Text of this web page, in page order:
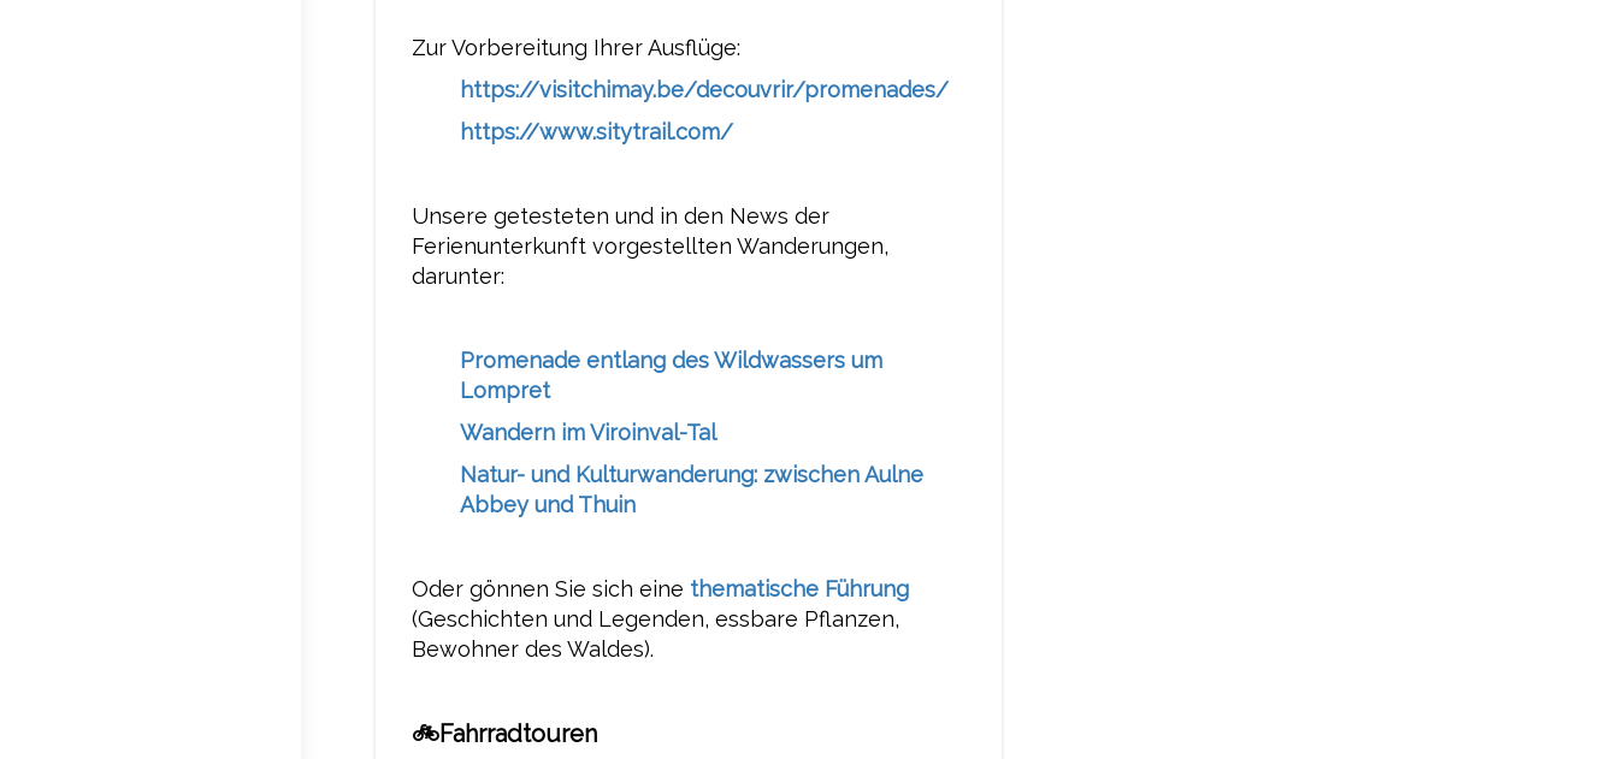
Zur Vorbereitung Ihrer Ausflüge:
https://visitchimay.be/decouvrir/promenades/
https://www.sitytrail.com/
Unsere getesteten und in den News der
Ferienunterkunft vorgestellten Wanderungen,
darunter:
Promenade entlang des Wildwassers um
Lompret
Wandern im Viroinval-Tal
Natur- und Kulturwanderung: zwischen Aulne
Abbey und Thuin
Oder gönnen Sie sich eine thematische Führung
(Geschichten und Legenden, essbare Pflanzen,
Bewohner des Waldes).
🚲Fahrradtouren